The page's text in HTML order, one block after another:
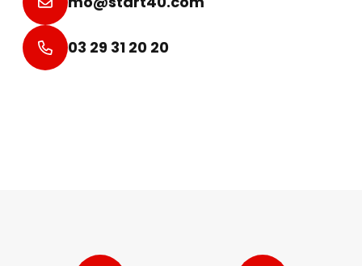
03 29 31 20 20